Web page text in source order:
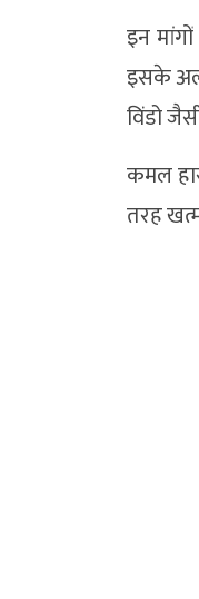
इन
इसके
विंडो
कमल
तरह